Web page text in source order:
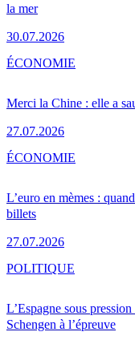
la mer
30.07.2026
Merci la Chine : elle a
27.07.2026
ÉCONOMIE
L’euro en mèmes :
billets
27.07.2026
ÉCONOMIE
L’Espagne sous
Schengen à l’épreuve
POLITIQUE